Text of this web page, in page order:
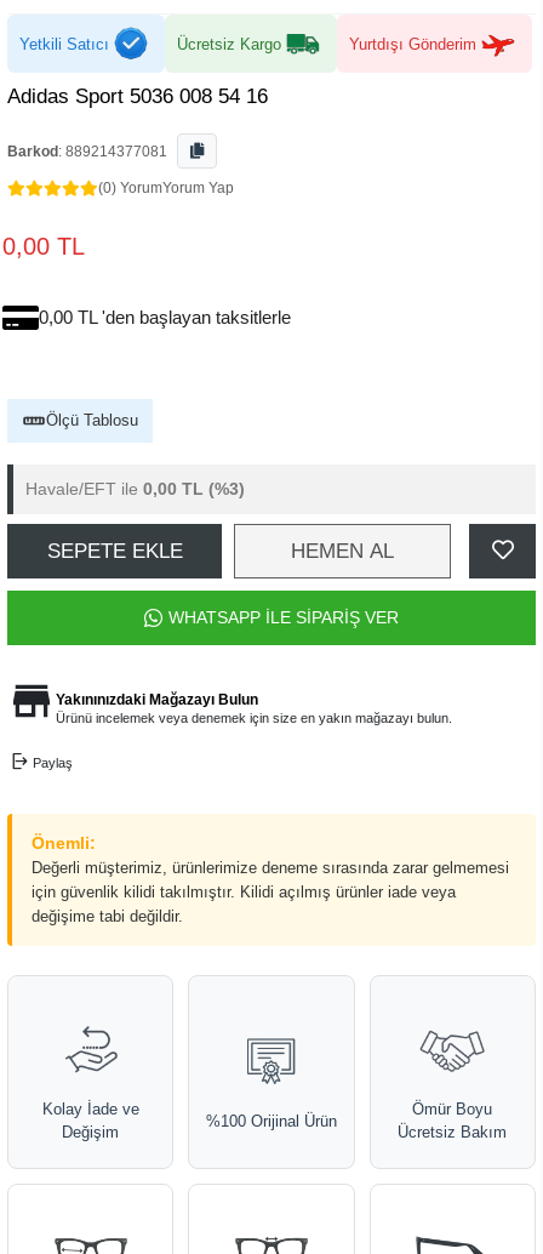
Yetkili Satıcı Ücretsiz Kargo Yurtdışı Gönderim
Adidas Sport 5036 008 54 16
Barkod : 889214377081
(0) YorumYorum Yap
0,00 TL
0,00 TL 'den başlayan taksitlerle
Ölçü Tablosu
Havale/EFT ile 0,00 TL (%3)
SEPETE EKLE HEMEN AL
WHATSAPP İLE SİPARİŞ VER
Yakınınızdaki Mağazayı Bulun
Ürünü incelemek veya denemek için size en yakın mağazayı bulun.
Paylaş
Önemli:
Değerli müşterimiz, ürünlerimize deneme sırasında zarar gelmemesi
için güvenlik kilidi takılmıştır. Kilidi açılmış ürünler iade veya
değişime tabi değildir.
Kolay İade ve
Değişim
%100 Orijinal Ürün
Ömür Boyu
Ücretsiz Bakım